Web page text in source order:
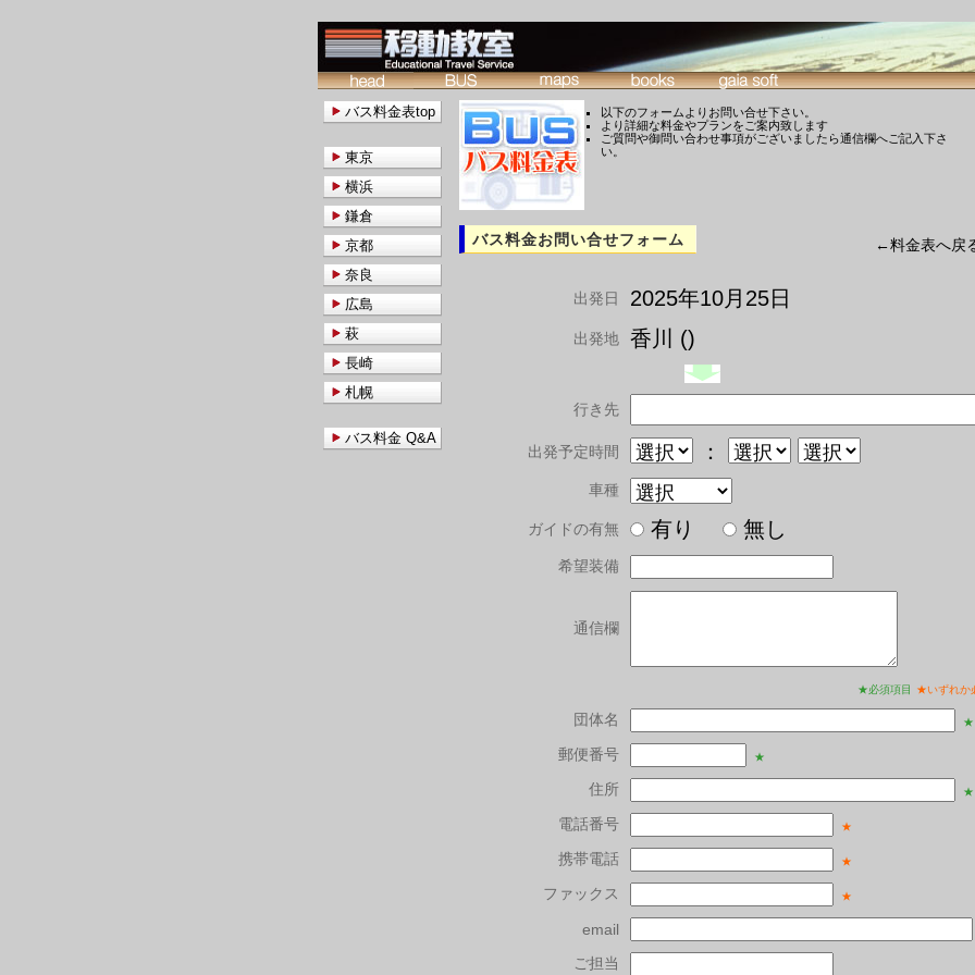
以下のフォームよりお問い合せ下さい。
より詳細な料金やプランをご案内致します
ご質問や御問い合わせ事項がございましたら通信欄へご記入下さ
い。
バス料金お問い合せフォーム ←料金表へ戻
出発日 2025年10月25日
出発地 香川 ()
行き先
出発予定時間 ：
車種
ガイドの有無 有り 無し
希望装備
通信欄
★必須項目 ★いずれか
団体名 ★
郵便番号 ★
住所 ★
電話番号 ★
携帯電話 ★
ファックス ★
email
ご担当
バス料金表top
東京
横浜
鎌倉
京都
奈良
広島
萩
長崎
札幌
バス料金 Q&A